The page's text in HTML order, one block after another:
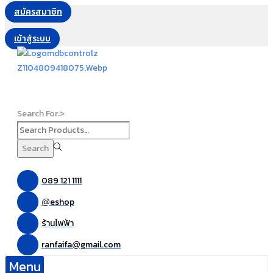
สมัครสมาชิก
เข้าสู่ระบบ
Search For:>
Search
089 121 1111
@eshop
ร้านไฟฟ้า
ranfaifa@gmail.com
Menu